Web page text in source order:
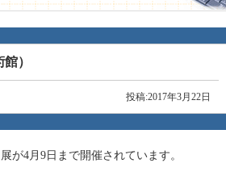
）
投稿:2017年3月22日
が4月9日まで開催されています。